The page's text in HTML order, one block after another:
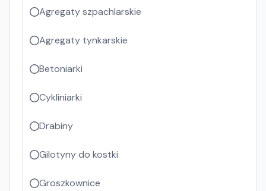
Agregaty szpachlarskie
Agregaty tynkarskie
Betoniarki
Cykliniarki
Drabiny
Gilotyny do kostki
Groszkownice